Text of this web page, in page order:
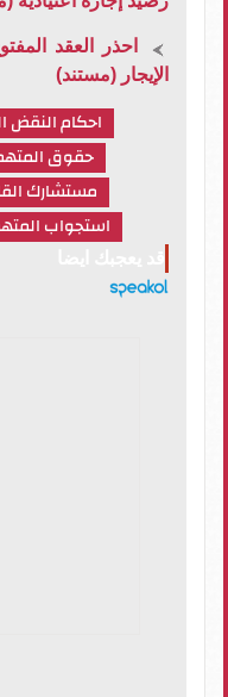
احذر العقد
الإيجار (مستند)
احكام النقض
حقوق
مستشارك
استجواب